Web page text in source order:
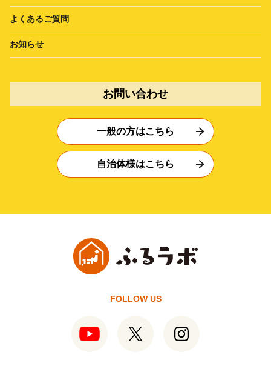
よくあるご質問
お知らせ
お問い合わせ
一般の方はこちら
自治体様はこちら
FOLLOW US